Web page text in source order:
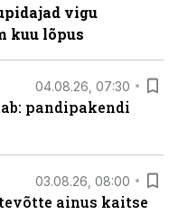
vigu
kuu lõpus
04.08.26, 07:30
pandipakendi
03.08.26, 08:00
ainus kaitse